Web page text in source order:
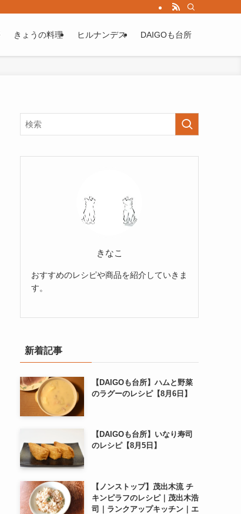
きょうの料理 ヒルナンデス DAIGOも台所
きなこ
おすすめのレシピや商品を紹介していきま
す。
新着記事
【DAIGOも台所】ハムと野菜
のラグーのレシピ【8月6日】
【DAIGOも台所】いなり寿司
のレシピ【8月5日】
【ノンストップ】茂出木流 チ
キンピラフのレシピ｜茂出木浩
司｜ランクアップキッチン｜エ